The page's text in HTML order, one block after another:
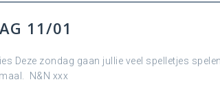
11/01
Deze zondag gaan jullie veel spelletjes
N&N xxx